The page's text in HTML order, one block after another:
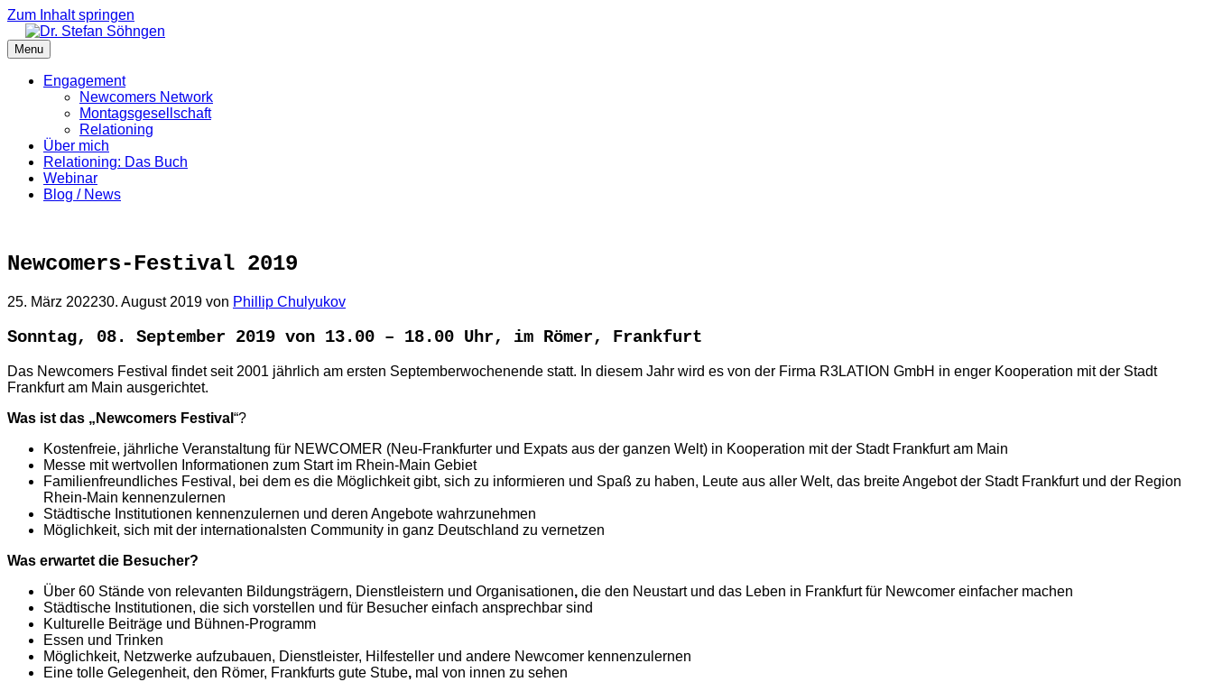
Zum Inhalt springen
Menu
Engagement
Newcomers Network
Montagsgesellschaft
Relationing
Über mich
Relationing: Das Buch
Webinar
Blog / News
Newcomers-Festival 2019
25. März 202230. August 2019 von Phillip Chulyukov
Sonntag, 08. September 2019 von 13.00 – 18.00 Uhr, im Römer, Frankfurt
Das Newcomers Festival findet seit 2001 jährlich am ersten Septemberwochenende statt. In diesem Jahr wird es von der Firma R3LATION GmbH in enger Kooperation mit der Stadt
Frankfurt am Main ausgerichtet.
Was ist das „Newcomers Festival “?
Kostenfreie, jährliche Veranstaltung für NEWCOMER (Neu-Frankfurter und Expats aus der ganzen Welt) in Kooperation mit der Stadt Frankfurt am Main
Messe mit wertvollen Informationen zum Start im Rhein-Main Gebiet
Familienfreundliches Festival, bei dem es die Möglichkeit gibt, sich zu informieren und Spaß zu haben, Leute aus aller Welt, das breite Angebot der Stadt Frankfurt und der Region
Rhein-Main kennenzulernen
Städtische Institutionen kennenzulernen und deren Angebote wahrzunehmen
Möglichkeit, sich mit der internationalsten Community in ganz Deutschland zu vernetzen
Was erwartet die Besucher?
Über 60 Stände von relevanten Bildungsträgern, Dienstleistern und Organisationen, die den Neustart und das Leben in Frankfurt für Newcomer einfacher machen
Städtische Institutionen, die sich vorstellen und für Besucher einfach ansprechbar sind
Kulturelle Beiträge und Bühnen-Programm
Essen und Trinken
Möglichkeit, Netzwerke aufzubauen, Dienstleister, Hilfesteller und andere Newcomer kennenzulernen
Eine tolle Gelegenheit, den Römer, Frankfurts gute Stube, mal von innen zu sehen